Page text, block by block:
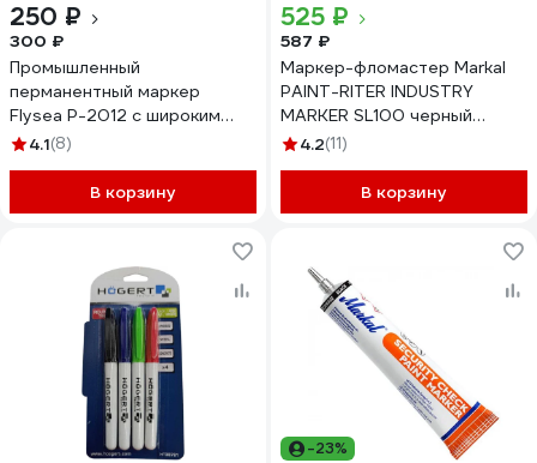
250 ₽
300 ₽
Промышленный
перманентный маркер
Flysea P-2012 с широким
наконечником (12 мм),
4.1(8)
В корзину
525 ₽
587 ₽
Маркер-фломастер Markal
PAINT-RITER INDUSTRY
MARKER SL100 черный
31240620
4.2(11)
В корзину
-23%